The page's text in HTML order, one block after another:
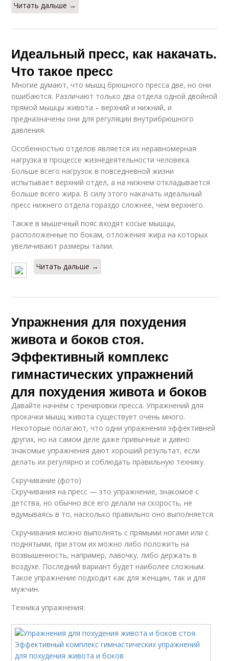
Читать дальше →
Идеальный пресс, как накачать.
Что такое пресс
Многие думают, что мышц брюшного пресса две, но они
ошибаются. Различают только два отдела одной двойной
прямой мышцы живота – верхний и нижний, и
предназначены они для регуляции внутрибрюшного
давления.
Особенностью отделов является их неравномерная
нагрузка в процессе жизнедеятельности человека.
Больше всего нагрузок в повседневной жизни
испытывает верхний отдел, а на нижнем откладывается
больше всего жира. В силу этого накачать идеальный
пресс нижнего отдела гораздо сложнее, чем верхнего.
Также в мышечный пояс входят косые мышцы,
расположенные по бокам, отложения жира на которых
увеличивают размеры талии.
Читать дальше →
Упражнения для похудения
живота и боков стоя.
Эффективный комплекс
гимнастических упражнений
для похудения живота и боков
Давайте начнём с тренировки пресса. Упражнений для
прокачки мышц живота существует очень много.
Некоторые полагают, что одни упражнения эффективней
других, но на самом деле даже привычные и давно
знакомые упражнения дают хороший результат, если
делать их регулярно и соблюдать правильную технику.
Скручивание (фото)
Скручивания на пресс — это упражнение, знакомое с
детства, но обычно все его делали на скорость, не
вдумываясь в то, насколько правильно оно выполняется.
Скручивания можно выполнять с прямыми ногами или с
поднятыми, при этом их можно либо положить на
возвышенность, например, лавочку, либо держать в
воздухе. Последний вариант будет наиболее сложным.
Такое упражнение подходит как для женщин, так и для
мужчин.
Техника упражнения: